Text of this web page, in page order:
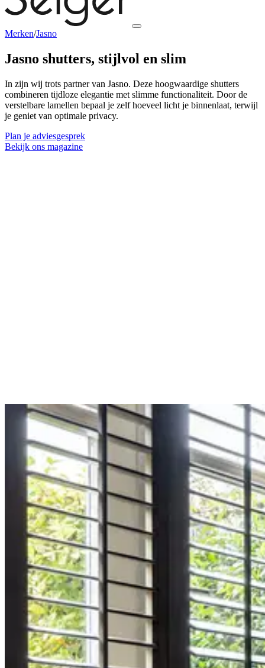
Merken/Jasno
Jasno shutters, stijlvol en slim
In zijn wij trots partner van Jasno. Deze hoogwaardige shutters
combineren tijdloze elegantie met slimme functionaliteit. Door de
verstelbare lamellen bepaal je zelf hoeveel licht je binnenlaat, terwijl
je geniet van optimale privacy.
Plan je adviesgesprek
Bekijk ons magazine